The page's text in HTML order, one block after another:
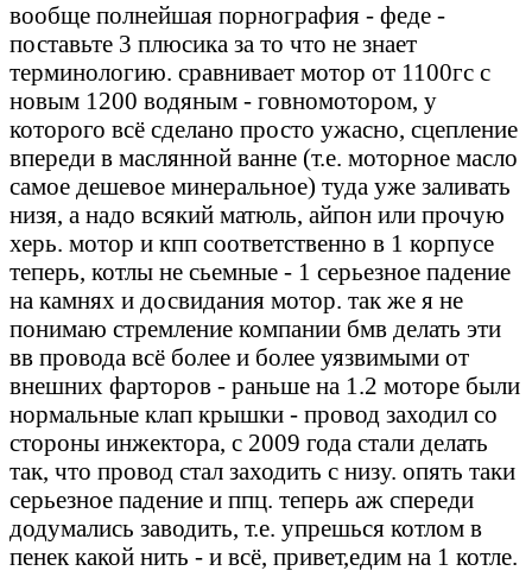
вообще полнейшая порнография - феде -
поставьте 3 плюсика за то что не знает
терминологию. сравнивает мотор от 1100гс с
новым 1200 водяным - говномотором, у
которого всё сделано просто ужасно, сцепление
впереди в маслянной ванне (т.е. моторное масло
самое дешевое минеральное) туда уже заливать
низя, а надо всякий матюль, айпон или прочую
херь. мотор и кпп соответственно в 1 корпусе
теперь, котлы не сьемные - 1 серьезное падение
на камнях и досвидания мотор. так же я не
понимаю стремление компании бмв делать эти
вв провода всё более и более уязвимыми от
внешних фарторов - раньше на 1.2 моторе были
нормальные клап крышки - провод заходил со
стороны инжектора, с 2009 года стали делать
так, что провод стал заходить с низу. опять таки
серьезное падение и ппц. теперь аж спереди
додумались заводить, т.е. упрешься котлом в
пенек какой нить - и всё, привет,едим на 1 котле.